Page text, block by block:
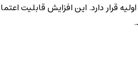
قرار دارد. این افزایش قابلیت